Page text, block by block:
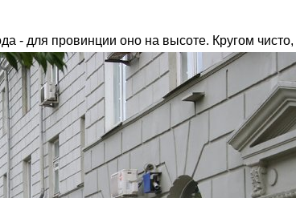
- для провинции оно на высоте. Кругом